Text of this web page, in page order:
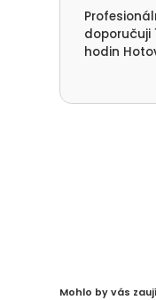
doporučuji
hodin
Mohlo by vás